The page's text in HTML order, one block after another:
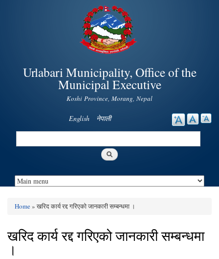
Skip to
main
content
Urlabari Municipality, Office of the
Municipal Executive
Koshi Province, Morang, Nepal
English नेपाली
Search
Home» खरिद कार्य रद्द गरिएको जानकारी सम्बन्धमा ।
खरिद कार्य रद्द गरिएको जानकारी सम्बन्धमा
।